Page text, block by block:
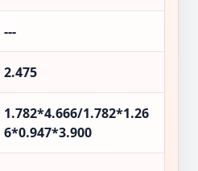
---
2.475
1.782*4.666/1.782*1.26
6*0.947*3.900